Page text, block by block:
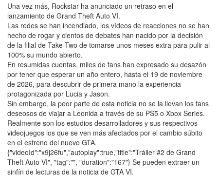
Una vez más, Rockstar ha anunciado un retraso en el
lanzamiento de Grand Theft Auto VI.
Las redes se han incendiado, los vídeos de reacciones no se han
hecho de rogar y cientos de debates han nacido por la decisión
de la filial de Take-Two de tomarse unos meses extra para pulir al
100% su mundo abierto.
En resumidas cuentas, miles de fans han expresado su desazón
por tener que esperar un año entero, hasta el 19 de noviembre
de 2026, para descubrir de primera mano la experiencia
protagonizada por Lucia y Jason.
Sin embargo, la peor parte de esta noticia no se la llevan los fans
deseosos de viajar a Leonida a través de su PS5 o Xbox Series.
Realmente son los estudios desarrolladores y sus respectivos
videojuegos los que se ven más afectados por el cambio súbito
en el estreno del nuevo GTA.
{"videoId":"x9j26fu","autoplay":true,"title":"Tráiler #2 de Grand
Theft Auto VI", "tag":"", "duration":"167"} Se pueden extraer un
sinfín de lecturas de la noticia de GTA VI.